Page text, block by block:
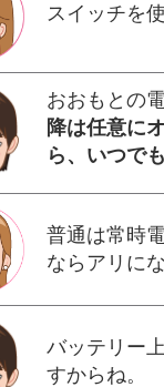
スイッチを
おおもとの
降は任意に
ら、いつで
普通は常時
ならアリにな
バッテリー
すからね。